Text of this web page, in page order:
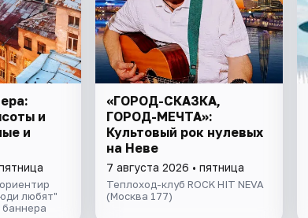
и
и
любят"
баннера
«ГОРОД-СКАЗКА,
ГОРОД-МЕЧТА»:
Культовый рок нулевых
на Неве
7 августа 2026 • пятница
Теплоход-клуб ROCK HIT NEVA
(Москва 177)